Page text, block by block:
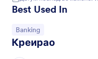
Best Used In
Иди на категорију:
Banking
Креирао
одредбе како би
такође користи
може дигитално да
се свиђа овај